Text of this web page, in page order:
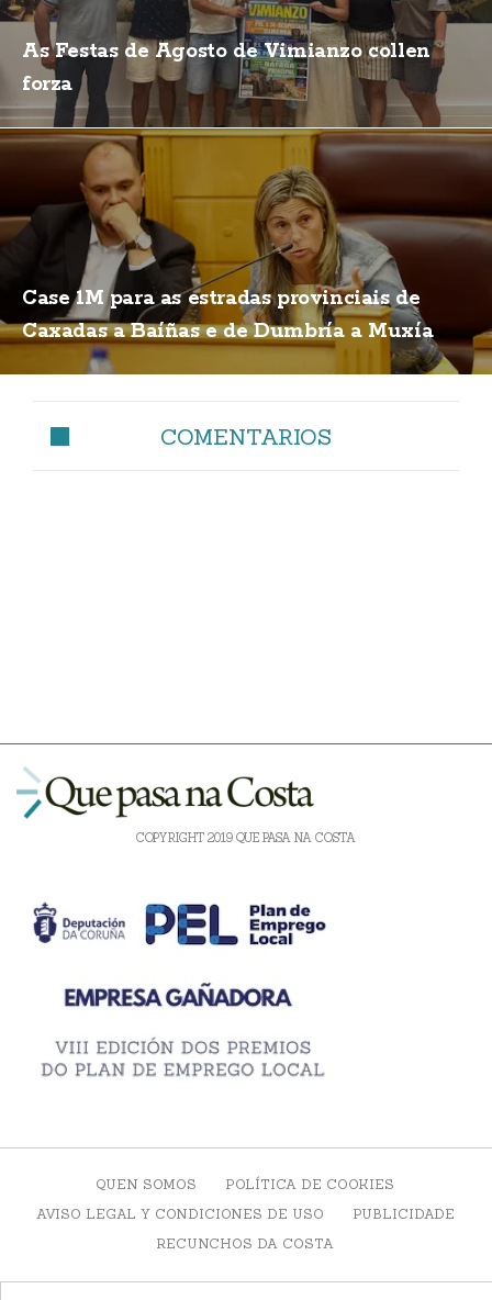
As Festas de Agosto de Vimianzo collen
forza
Case 1M para as estradas provinciais de
Caxadas a Baíñas e de Dumbría a Muxía
COMENTARIOS
COPYRIGHT 2019 QUE PASA NA COSTA
QUEN SOMOS
POLÍTICA DE COOKIES
AVISO LEGAL Y CONDICIONES DE USO
PUBLICIDADE
RECUNCHOS DA COSTA